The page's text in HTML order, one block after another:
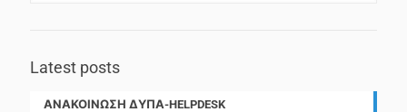
Latest posts
ΑΝΑΚΟΙΝΩΣΗ ΔΥΠΑ-HELPDESK